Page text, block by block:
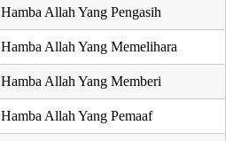
Hamba Allah Yang Pengasih
Hamba Allah Yang Memelihara
Hamba Allah Yang Memberi
Hamba Allah Yang Pemaaf